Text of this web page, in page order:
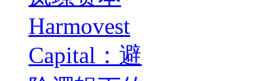
Harmovest
Capital：避